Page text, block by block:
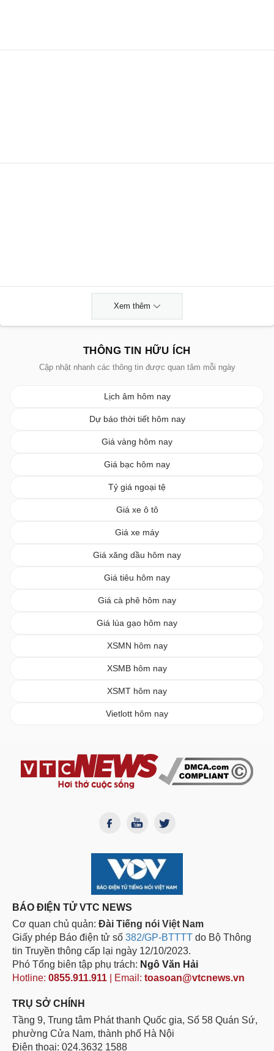
Xem thêm
THÔNG TIN HỮU ÍCH
Cập nhật nhanh các thông tin được quan tâm mỗi ngày
Lịch âm hôm nay
Dự báo thời tiết hôm nay
Giá vàng hôm nay
Giá bạc hôm nay
Tỷ giá ngoại tệ
Giá xe ô tô
Giá xe máy
Giá xăng dầu hôm nay
Giá tiêu hôm nay
Giá cà phê hôm nay
Giá lúa gạo hôm nay
XSMN hôm nay
XSMB hôm nay
XSMT hôm nay
Vietlott hôm nay
BÁO ĐIỆN TỬ VTC NEWS
Cơ quan chủ quản: Đài Tiếng nói Việt Nam
Giấy phép Báo điện tử số 382/GP-BTTTT do Bộ Thông
tin Truyền thông cấp lại ngày 12/10/2023.
Phó Tổng biên tập phụ trách: Ngô Văn Hải
Hotline: 0855.911.911 | Email: toasoan@vtcnews.vn
TRỤ SỞ CHÍNH
Tầng 9, Trung tâm Phát thanh Quốc gia, Số 58 Quán Sứ,
phường Cửa Nam, thành phố Hà Nội
Điện thoại: 024.3632 1588